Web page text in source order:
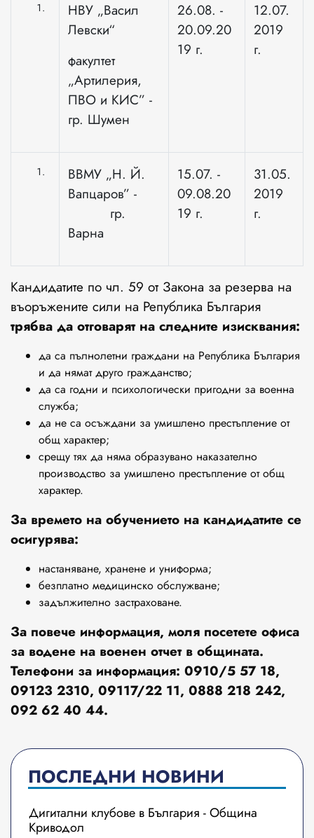
НВУ „Васил
Левски“
факултет
„Артилерия,
ПВО и КИС” -
гр. Шумен
26.08. -
20.09.20
19 г.
12.07.
2019
г.
ВВМУ „Н. Й.
Вапцаров” -
гр.
Варна
15.07. -
09.08.20
19 г.
31.05.
2019
г.
Кандидатите по чл. 59 от Закона за резерва на
въоръжените сили на Република България
трябва да отговарят на следните изисквания:
да са пълнолетни граждани на Република България
и да нямат друго гражданство;
да са годни и психологически пригодни за военна
служба;
да не са осъждани за умишлено престъпление от
общ характер;
срещу тях да няма образувано наказателно
производство за умишлено престъпление от общ
характер.
За времето на обучението на кандидатите се
осигурява:
настаняване, хранене и униформа;
безплатно медицинско обслужване;
задължително застраховане.
За повече информация, моля посетете офиса
за водене на военен отчет в общината.
Телефони за информация: 0910/5 57 18,
09123 2310, 09117/22 11, 0888 218 242,
092 62 40 44.
ПОСЛЕДНИ НОВИНИ
Дигитални клубове в България - Община
Криводол